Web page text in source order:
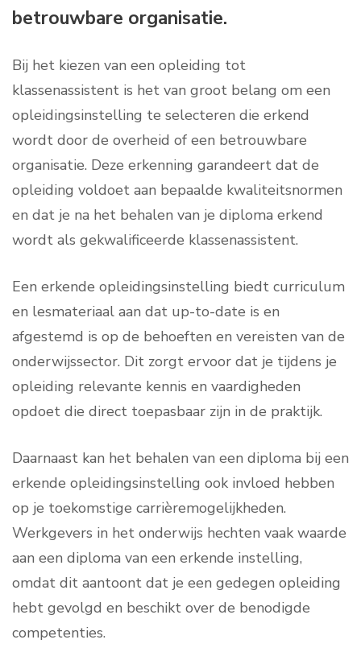
betrouwbare organisatie.
Bij het kiezen van een opleiding tot
klassenassistent is het van groot belang om een
opleidingsinstelling te selecteren die erkend
wordt door de overheid of een betrouwbare
organisatie. Deze erkenning garandeert dat de
opleiding voldoet aan bepaalde kwaliteitsnormen
en dat je na het behalen van je diploma erkend
wordt als gekwalificeerde klassenassistent.
Een erkende opleidingsinstelling biedt curriculum
en lesmateriaal aan dat up-to-date is en
afgestemd is op de behoeften en vereisten van de
onderwijssector. Dit zorgt ervoor dat je tijdens je
opleiding relevante kennis en vaardigheden
opdoet die direct toepasbaar zijn in de praktijk.
Daarnaast kan het behalen van een diploma bij een
erkende opleidingsinstelling ook invloed hebben
op je toekomstige carrièremogelijkheden.
Werkgevers in het onderwijs hechten vaak waarde
aan een diploma van een erkende instelling,
omdat dit aantoont dat je een gedegen opleiding
hebt gevolgd en beschikt over de benodigde
competenties.